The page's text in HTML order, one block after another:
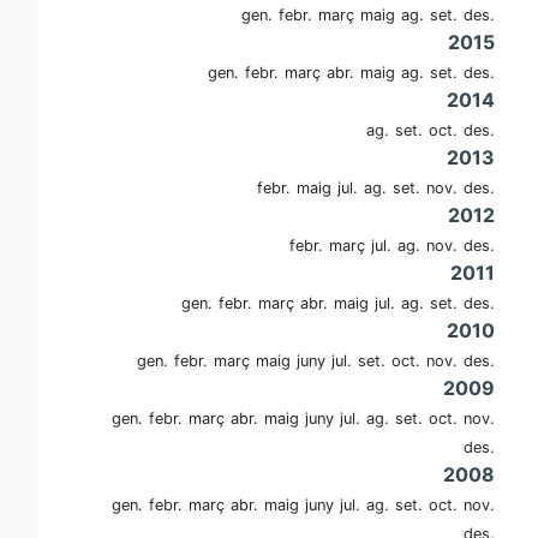
gen. febr. març maig ag. set. des.
2015
gen. febr. març abr. maig ag. set. des.
2014
ag. set. oct. des.
2013
febr. maig jul. ag. set. nov. des.
2012
febr. març jul. ag. nov. des.
2011
gen. febr. març abr. maig jul. ag. set. des.
2010
gen. febr. març maig juny jul. set. oct. nov. des.
2009
gen. febr. març abr. maig juny jul. ag. set. oct. nov.
des.
2008
gen. febr. març abr. maig juny jul. ag. set. oct. nov.
des.